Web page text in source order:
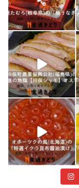
1月 10
shokutuu_kidori
1月 7
shokutuu_kidori
12月 29